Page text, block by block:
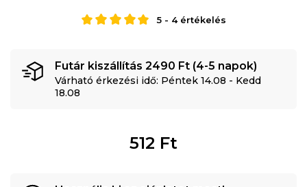
5- 4értékelés
Futár kiszállítás 2490 Ft (4-5 napok)
Várható érkezési idő: Péntek 14.08 - Kedd
18.08
512 Ft